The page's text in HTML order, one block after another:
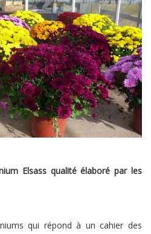
Elsass qualité élaboré par les
qui répond à un cahier des